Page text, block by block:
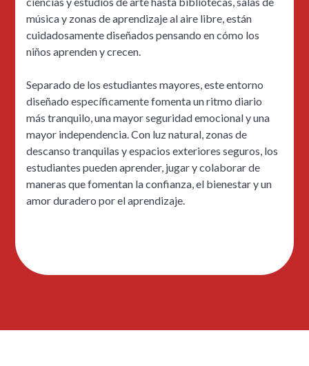
música y zonas de aprendizaje al aire libre, están
cuidadosamente diseñados pensando en cómo los
niños aprenden y crecen.
Separado de los estudiantes mayores, este entorno
diseñado específicamente fomenta un ritmo diario
más tranquilo, una mayor seguridad emocional y una
mayor independencia. Con luz natural, zonas de
descanso tranquilas y espacios exteriores seguros, los
estudiantes pueden aprender, jugar y colaborar de
maneras que fomentan la confianza, el bienestar y un
amor duradero por el aprendizaje.